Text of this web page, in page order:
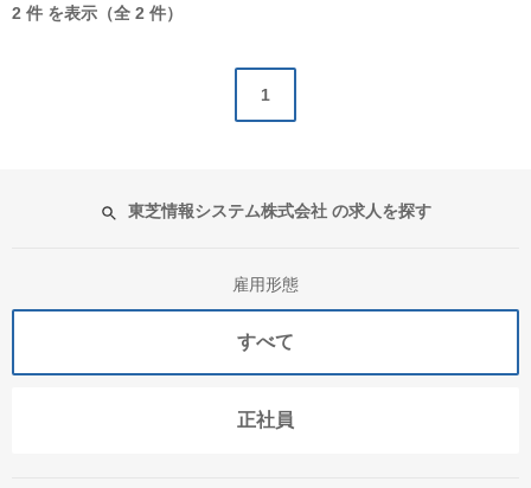
2 件 を表示（全 2 件）
1
東芝情報システム株式会社 の求人を探す
雇用形態
すべて
正社員